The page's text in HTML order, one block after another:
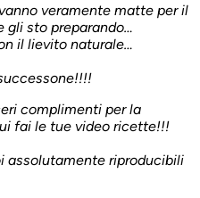
veramente matte per il
gli sto preparando…
il lievito naturale…
complimenti per la
fai le tue video ricette!!!
assolutamente riproducibili